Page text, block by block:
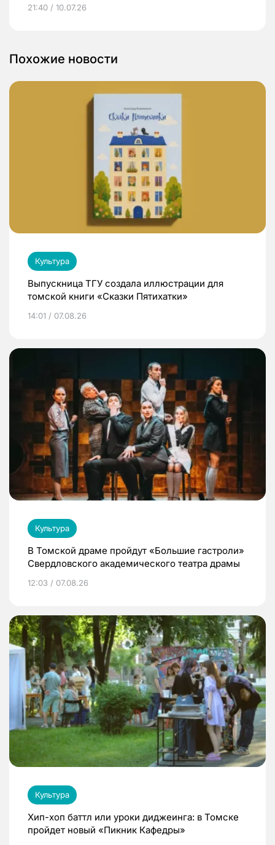
21:40 / 10.07.26
Похожие новости
Культура
Выпускница ТГУ создала иллюстрации для
томской книги «Сказки Пятихатки»
14:01 / 07.08.26
Культура
В Томской драме пройдут «Большие гастроли»
Свердловского академического театра драмы
12:03 / 07.08.26
Культура
Хип-хоп баттл или уроки диджеинга: в Томске
пройдет новый «Пикник Кафедры»